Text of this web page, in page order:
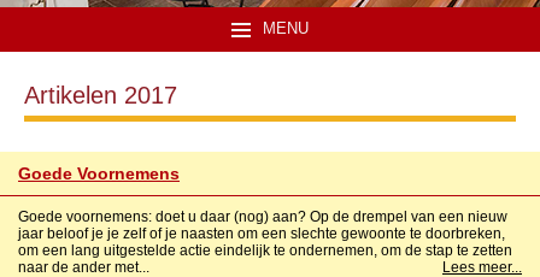
MENU
Artikelen 2017
Goede Voornemens
Goede voornemens: doet u daar (nog) aan? Op de drempel van een nieuw
jaar beloof je je zelf of je naasten om een slechte gewoonte te doorbreken,
om een lang uitgestelde actie eindelijk te ondernemen, om de stap te zetten
naar de ander met...
Lees meer...